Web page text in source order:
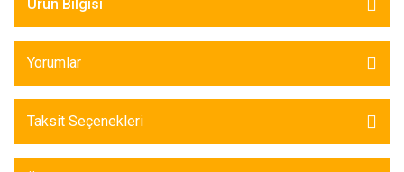
Ürün Bilgisi
Yorumlar
Taksit Seçenekleri